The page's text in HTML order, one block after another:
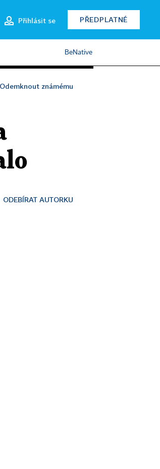
Přihlásit se PŘEDPLATNÉ
BeNative
Odemknout známému
ODEBÍRAT AUTORKU